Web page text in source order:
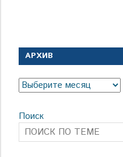
АРХИВ
Архив
Поиск